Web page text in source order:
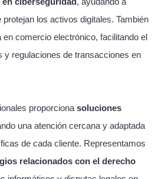
los activos digitales. También
comercio electrónico, facilitando el
y regulaciones de transacciones en
proporciona soluciones
una atención cercana y adaptada
de cada cliente. Representamos
relacionados con el derecho